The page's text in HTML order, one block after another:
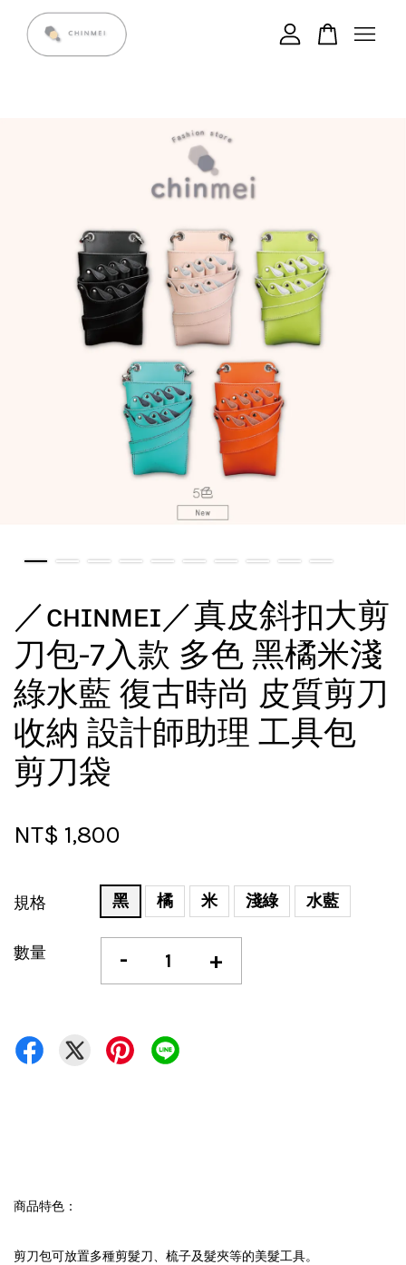
／ᴄʜɪɴᴍᴇɪ／真皮斜扣大剪
刀包-7入款 多色 黑橘米淺
綠水藍 復古時尚 皮質剪刀
收納 設計師助理 工具包
剪刀袋
NT$ 1,800
規格 黑 橘 米 淺綠 水藍
數量 - +
商品特色：
剪刀包可放置多種剪髮刀、梳子及髮夾等的美髮工具。
繼續購物